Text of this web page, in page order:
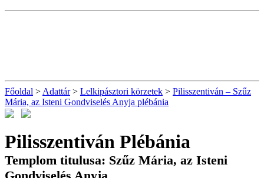
Főoldal > Adattár> Lelkipásztori körzetek > Pilisszentiván – Szűz
Mária, az Isteni Gondviselés Anyja plébánia
Pilisszentiván Plébánia
Templom titulusa: Szűz Mária, az Isteni